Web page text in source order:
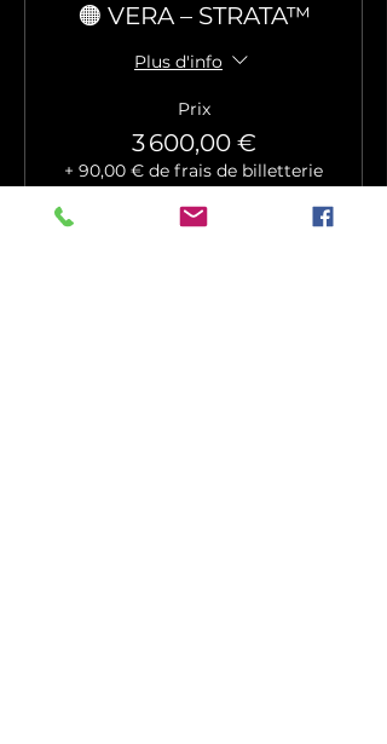
🟠 VERA – STRATA™
Plus d'info
Prix
3 600,00 €
+ 90,00 € de frais de billetterie
Quantité